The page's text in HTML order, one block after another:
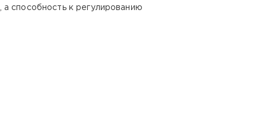
способность к регулированию